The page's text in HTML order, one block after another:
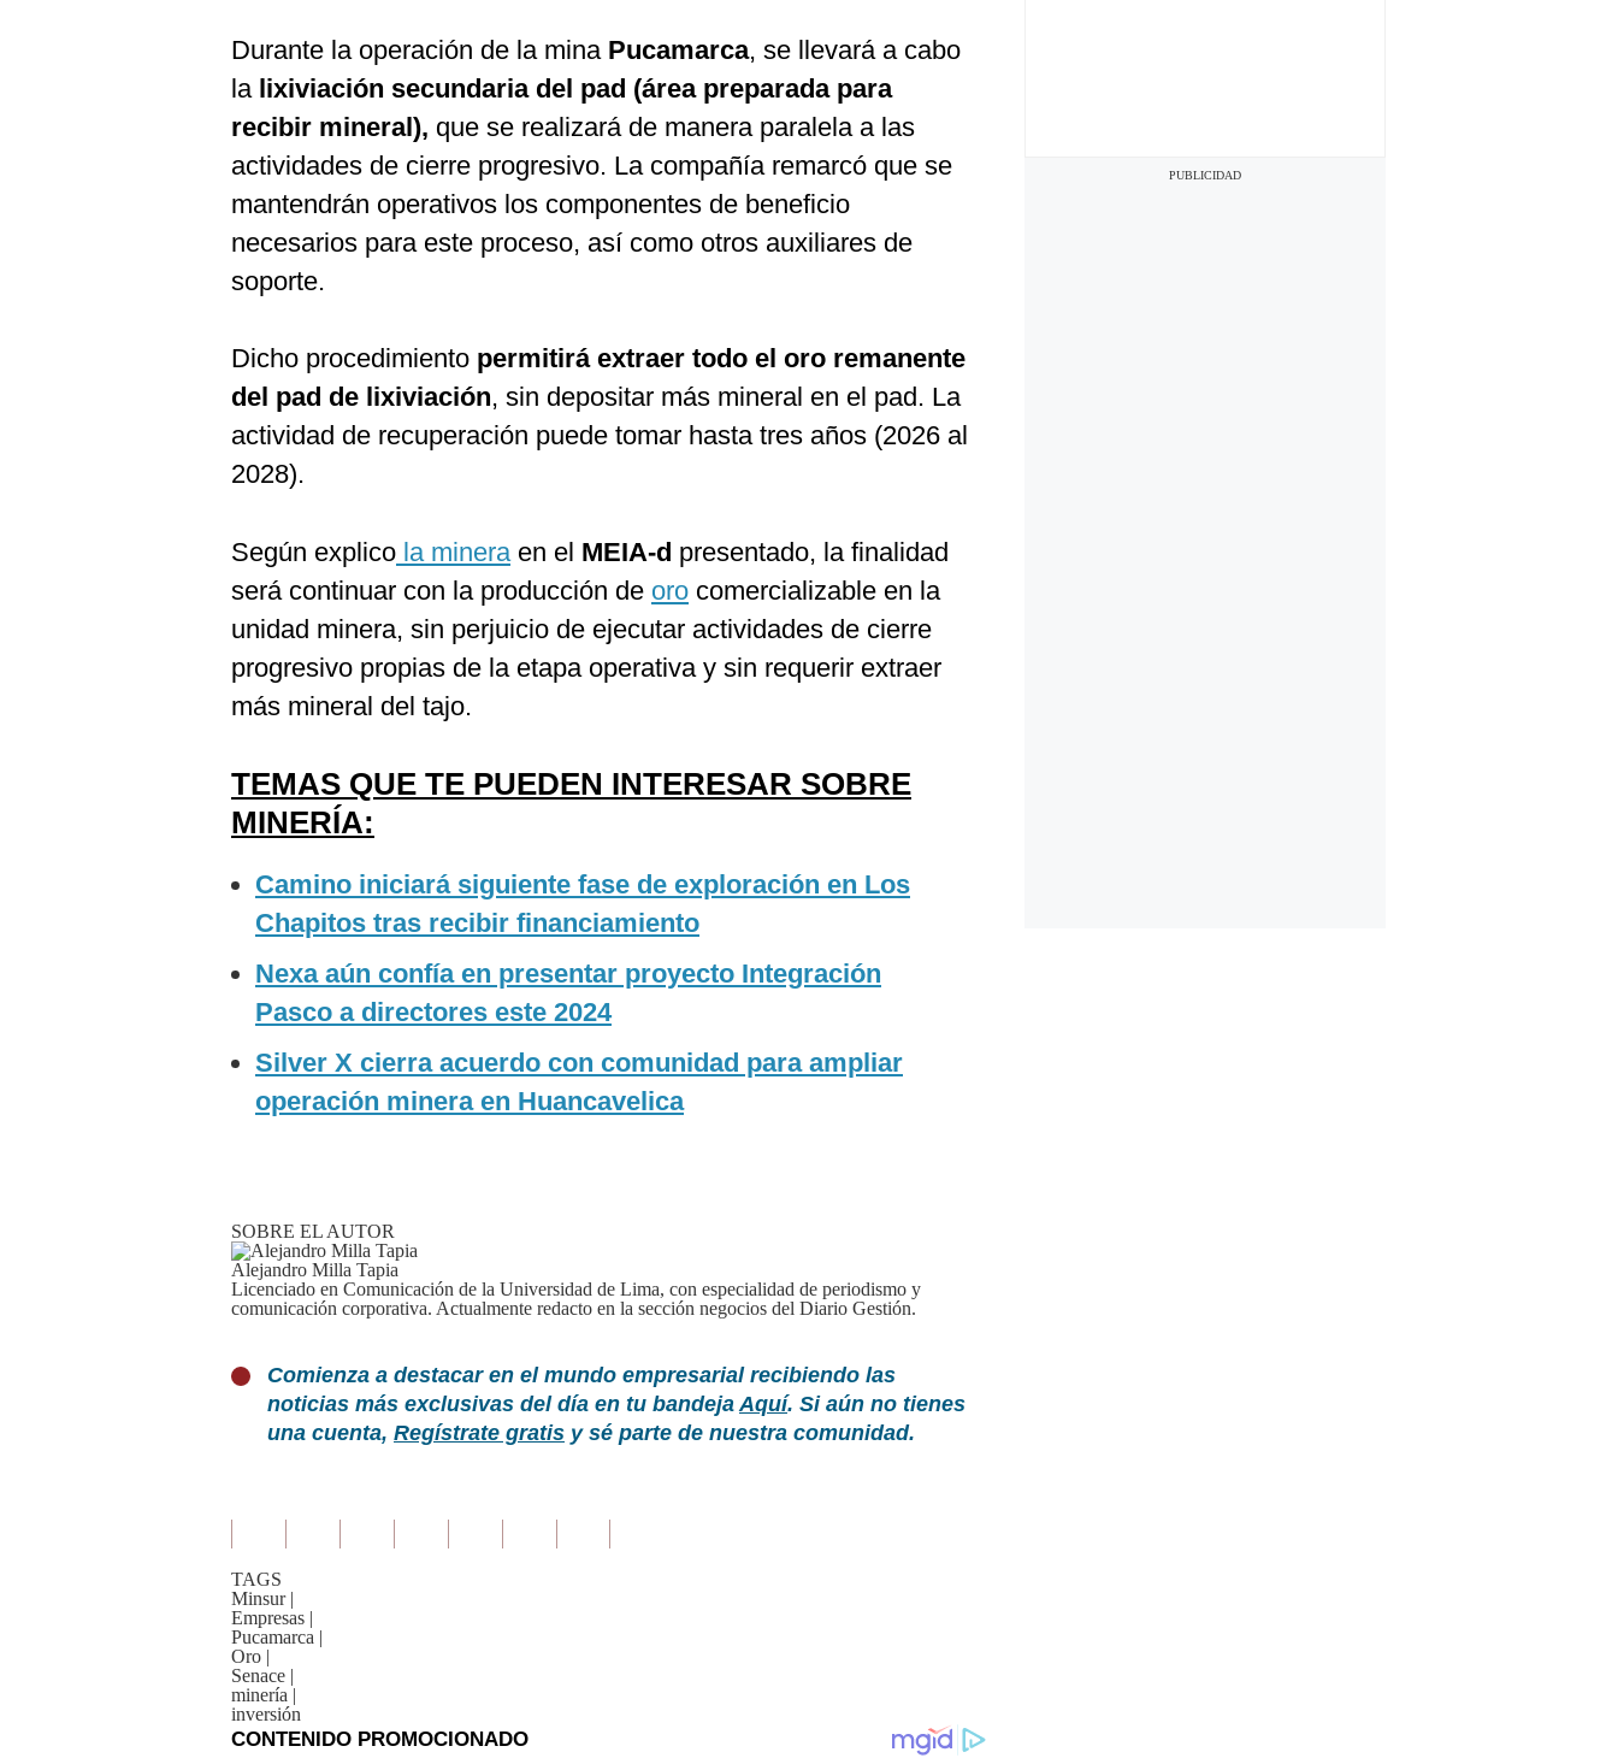
Durante la operación de la mina Pucamarca, se llevará a cabo
lalixiviación secundaria del pad (área preparada para
recibir mineral), que se realizará de manera paralela a las
actividades de cierre progresivo. La compañía remarcó que se
mantendrán operativos los componentes de beneficio
necesarios para este proceso, así como otros auxiliares de
soporte.
Dicho procedimiento permitirá extraer todo el oro remanente
del pad de lixiviación, sin depositar más mineral en el pad. La
actividad de recuperación puede tomar hasta tres años (2026 al
2028).
Según explico la mineraen el MEIA-d presentado, la finalidad
será continuar con la producción de oro comercializable en la
unidad minera, sin perjuicio de ejecutar actividades de cierre
progresivo propias de la etapa operativa y sin requerir extraer
más mineral del tajo.
TEMAS QUE TE PUEDEN INTERESAR SOBRE
MINERÍA:
Camino iniciará siguiente fase de exploración en Los
Chapitos tras recibir financiamiento
Nexa aún confía en presentar proyecto Integración
Pasco a directores este 2024
Silver X cierra acuerdo con comunidad para ampliar
operación minera en Huancavelica
SOBRE EL AUTOR
Alejandro Milla Tapia
Licenciado en Comunicación de la Universidad de Lima, con especialidad de periodismo y
comunicación corporativa. Actualmente redacto en la sección negocios del Diario Gestión.
Comienza a destacar en el mundo empresarial recibiendo las
noticias más exclusivas del día en tu bandejaAquí. Si aún no tienes
una cuenta, Regístrate gratis y sé parte de nuestra comunidad.
TAGS
Minsur |
Empresas |
Pucamarca |
Oro |
Senace |
minería |
inversión